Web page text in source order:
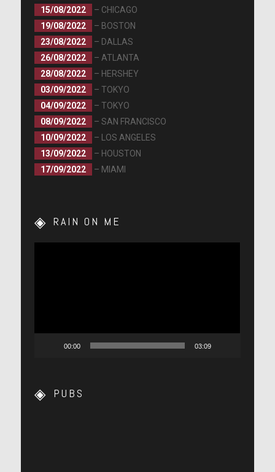
15/08/2022
– CHICAGO
19/08/2022
– BOSTON
23/08/2022
– DALLAS
26/08/2022
– ATLANTA
28/08/2022
– HERSHEY
03/09/2022
– TOKYO
04/09/2022
– TOKYO
08/09/2022
– SAN FRANCISCO
10/09/2022
– LOS ANGELES
13/09/2022
– HOUSTON
17/09/2022
– MIAMI
RAIN ON ME
00:00 03:09
PUBS